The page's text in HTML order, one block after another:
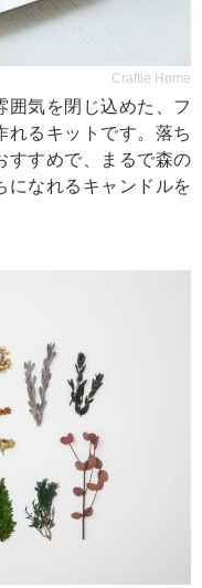
Craftie Home
囲気を閉じ込めた、フ
れるキットです。落ち
すすめで、まるで森の
になれるキャンドルを